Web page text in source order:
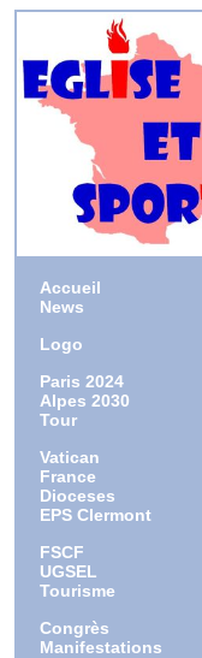
Accueil
News
Logo
Paris 2024
Alpes 2030
Tour
Vatican
France
Dioceses
EPS Clermont
FSCF
UGSEL
Tourisme
Congrès
Manifestations